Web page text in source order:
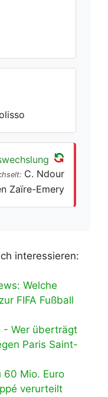
C. Ndour
Zaïre-Emery
interessieren:
Welche
FIFA Fußball
- Wer überträgt
Paris Saint-
60 Mio. Euro
verurteilt